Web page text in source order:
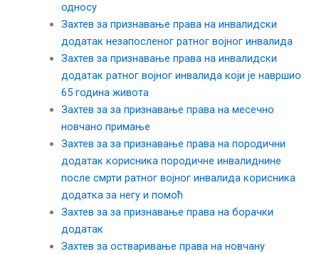
односу
Захтев за признавање права на инвалидски
додатак незапосленог ратног војног инвалида
Захтев за признавање права на инвалидски
додатак ратног војног инвалида који је навршио
65 година живота
Захтев за за признавање права на месечно
новчано примање
Захтев за за признавање права на породични
додатак корисника породичне инвалиднине
после смрти ратног војног инвалидa корисника
додатка за негу и помоћ
Захтев за за признавање права на борачки
додатак
Захтев за остваривање права на новчану